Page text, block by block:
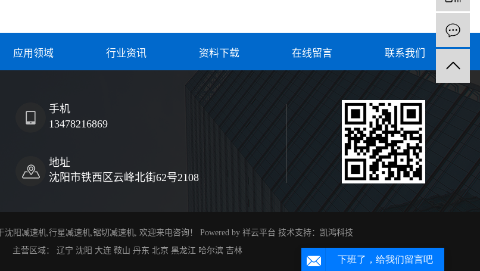
应用领域 行业资讯 资料下载 在线留言 联系我们
手机
13478216869
地址
沈阳市铁西区云峰北街62号2108
沈阳减速机, 行星减速机, 锯切减速机, 欢迎来电咨询！ Powered by 祥云平台 技术支持： 凯鸿科技
主营区域： 辽宁 沈阳 大连 鞍山 丹东 北京 黑龙江 哈尔滨 吉林